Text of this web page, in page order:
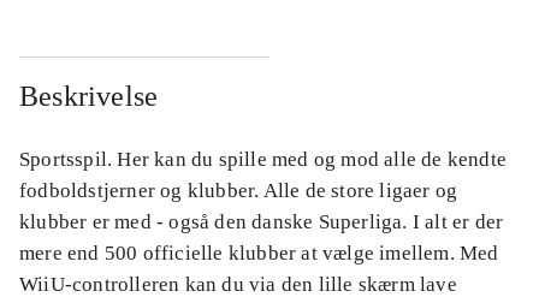
Beskrivelse
Sportsspil. Her kan du spille med og mod alle de kendte
fodboldstjerner og klubber. Alle de store ligaer og
klubber er med - også den danske Superliga. I alt er der
mere end 500 officielle klubber at vælge imellem. Med
WiiU-controlleren kan du via den lille skærm lave